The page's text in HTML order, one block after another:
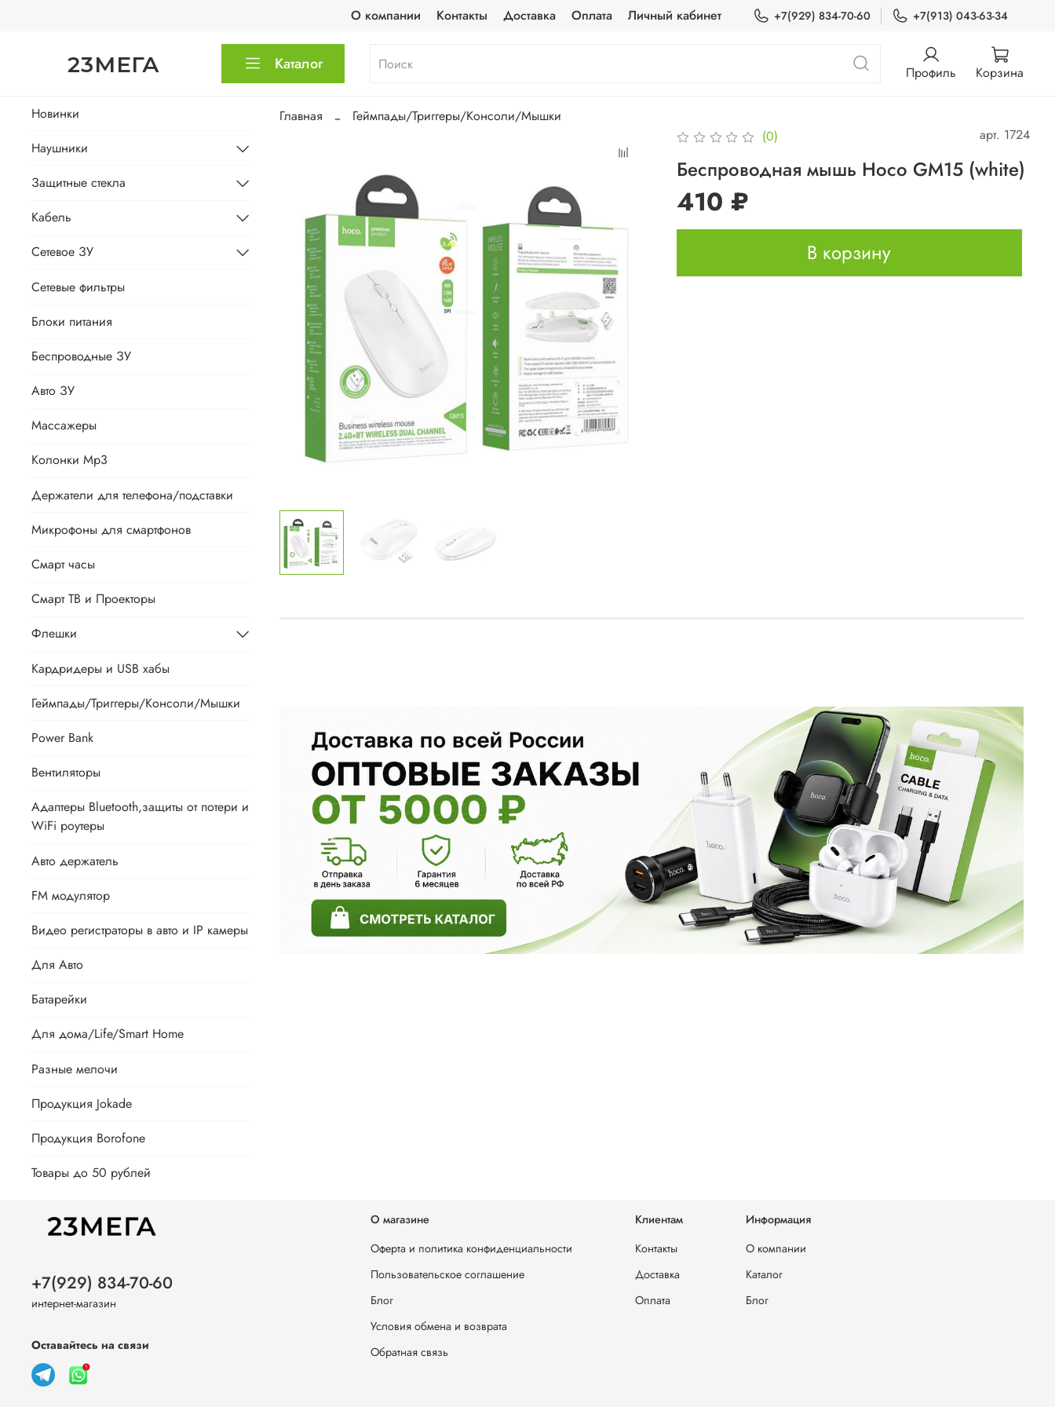
О компании Контакты Доставка Оплата Личный кабинет +7(929) 834-70-60 +7(913) 043-63-34
23МЕГА Каталог Профиль Корзина
Главная
Геймпады/Триггеры/Консоли/Мышки
(0)
арт. 1724
Беспроводная мышь Hoco GM15 (white)
410 ₽
В корзину
Новинки
Наушники
Защитные стекла
Кабель
Сетевое ЗУ
Сетевые фильтры
Блоки питания
Беспроводные ЗУ
Авто ЗУ
Массажеры
Колонки Mp3
Держатели для телефона/подставки
Микрофоны для смартфонов
Смарт часы
Смарт ТВ и Проекторы
Флешки
Кардридеры и USB хабы
Геймпады/Триггеры/Консоли/Мышки
Power Bank
Вентиляторы
Адаптеры Bluetooth,защиты от потери и
WiFi роутеры
Авто держатель
FM модулятор
Видео регистраторы в авто и IP камеры
Для Авто
Батарейки
Для дома/Life/Smart Home
Разные мелочи
Продукция Jokade
Продукция Borofone
Товары до 50 рублей
О магазине
Оферта и политика конфиденциальности
Пользовательское соглашение
Блог
Условия обмена и возврата
Обратная связь
Клиентам
Контакты
Доставка
Оплата
Информация
О компании
Каталог
Блог
+7(929) 834-70-60
интернет-магазин
Оставайтесь на связи